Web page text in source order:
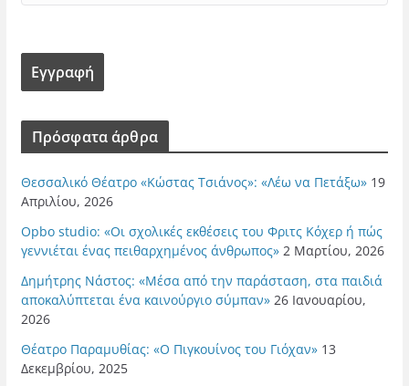
Πρόσφατα άρθρα
Θεσσαλικό Θέατρο «Κώστας Τσιάνος»: «Λέω να Πετάξω» 19
Απριλίου, 2026
Opbo studio: «Οι σχολικές εκθέσεις του Φριτς Κόχερ ή πώς
γεννιέται ένας πειθαρχημένος άνθρωπος» 2 Μαρτίου, 2026
Δημήτρης Νάστος: «Μέσα από την παράσταση, στα παιδιά
αποκαλύπτεται ένα καινούργιο σύμπαν» 26 Ιανουαρίου,
2026
Θέατρο Παραμυθίας: «Ο Πιγκουίνος του Γιόχαν» 13
Δεκεμβρίου, 2025